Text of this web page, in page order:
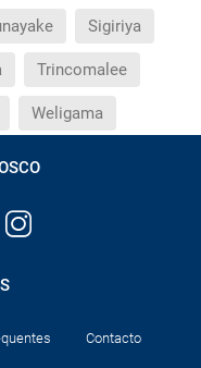
Sigiriya
Trincomalee
Weligama
Contacto